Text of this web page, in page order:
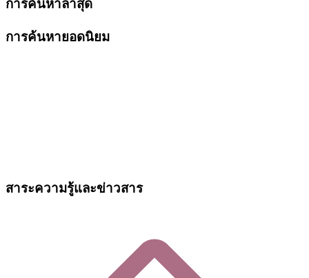
การค้นหาล่าสุด
การค้นหายอดนิยม
สาระความรู้และข่าวสาร